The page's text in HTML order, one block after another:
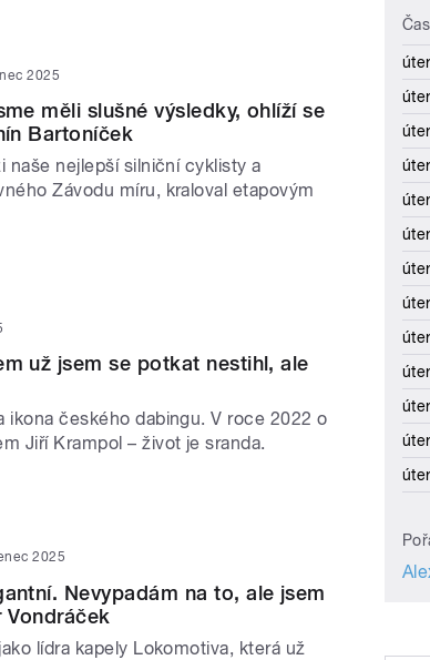
2025
měli slušné výsledky, ohlíží se
Bartoníček
naše nejlepší silniční cyklisty a
Závodu míru, kraloval etapovým
už jsem se potkat nestihl, ale
ikona českého dabingu. V roce 2022 o
Jiří Krampol – život je sranda.
2025
Nevypadám na to, ale jsem
Vondráček
lídra kapely Lokomotiva, která už